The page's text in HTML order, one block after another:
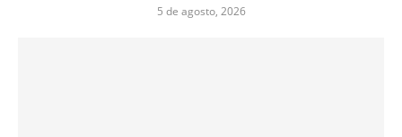
5 de agosto, 2026